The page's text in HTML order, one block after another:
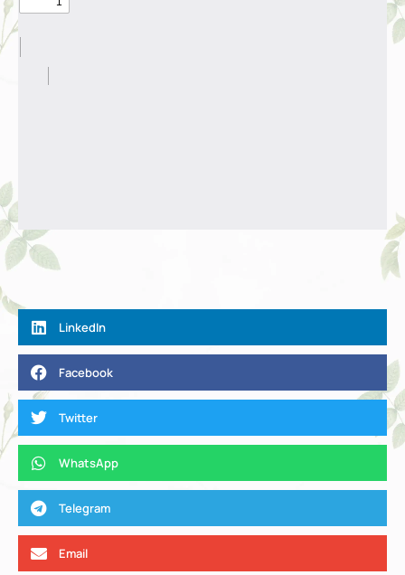
LinkedIn
Facebook
Twitter
WhatsApp
Telegram
Email